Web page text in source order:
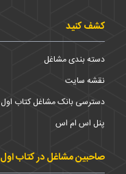
کشف کنید
دسته بندی مشاغل
نقشه سایت
دسترسی بانک مشاغل کتاب اول
پنل اس ام اس
صاحبین مشاغل در کتاب اول